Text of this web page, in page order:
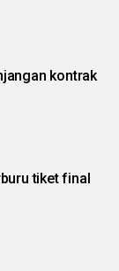
kontrak
tiket final